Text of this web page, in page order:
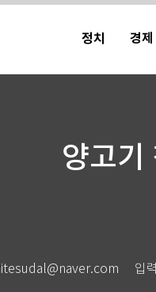
정치 경제
양고기
입력